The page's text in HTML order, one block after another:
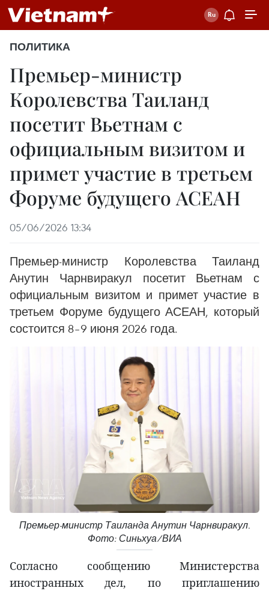
ПОЛИТИКА
Премьер-министр
Королевства Таиланд
посетит Вьетнам с
официальным визитом и
примет участие в третьем
Форуме будущего АСЕАН
05/06/2026 13:34
Премьер-министр Королевства Таиланд
Анутин Чарнвиракул посетит Вьетнам с
официальным визитом и примет участие в
третьем Форуме будущего АСЕАН, который
состоится 8–9 июня 2026 года.
Премьер-министр Таиланда Анутин Чарнвиракул.
Фото: Синьхуа/ВИА
Согласно сообщению Министерства
иностранных дел, по приглашению